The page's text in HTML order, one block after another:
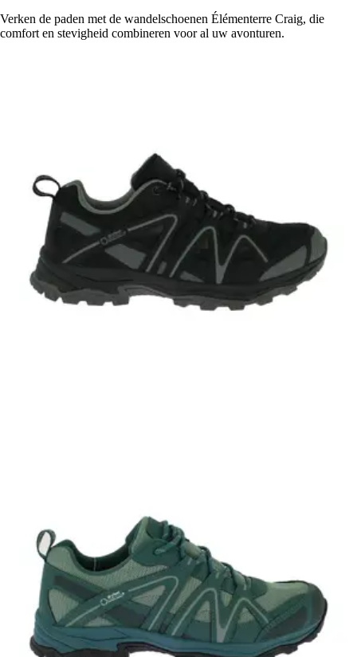
Verken de paden met de wandelschoenen Élémenterre Craig, die
comfort en stevigheid combineren voor al uw avonturen.